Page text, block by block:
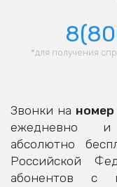
*для получения
Звонки на
ежедневно и
абсолютно
Российской
абонентов с